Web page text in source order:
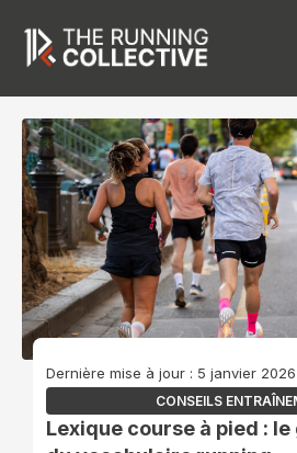
contenu
Dernière mise à jour : 5 janvier 2026
CONSEILS
Lexique course à pied :